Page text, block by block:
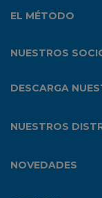
EL MÉTODO
NUESTROS
DESCARGA
NUESTROS
NOVEDADES